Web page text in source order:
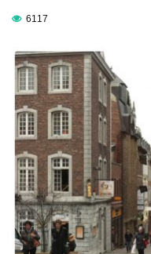
6117